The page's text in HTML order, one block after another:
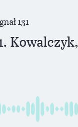
131